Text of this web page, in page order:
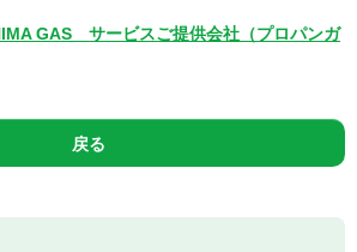
GAS サービスご提供会社（プロパンガ
戻る